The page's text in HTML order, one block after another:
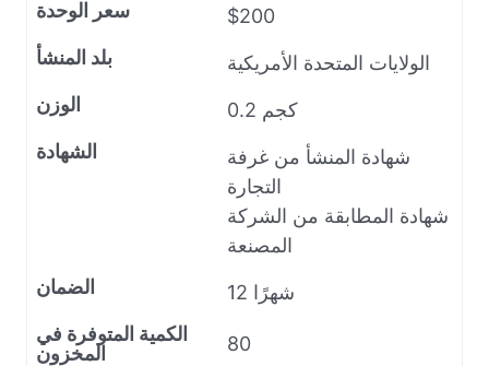
سعر الوحدة
$200
بلد المنشأ
الولايات المتحدة الأمريكية
الوزن
0.2 كجم
الشهادة
شهادة المنشأ من غرفة
التجارة
شهادة المطابقة من الشركة
المصنعة
الضمان
12 شهرًا
الكمية المتوفرة في
المخزون
80